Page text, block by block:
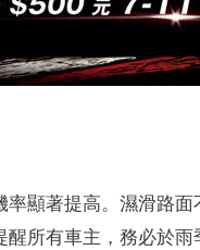
顯著提高。濕滑路
所有車主，務必於